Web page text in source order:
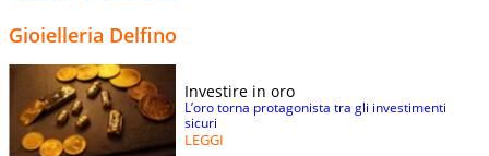
Gioielleria Delfino
Investire in oro
L’oro torna protagonista tra gli investimenti
sicuri
LEGGI